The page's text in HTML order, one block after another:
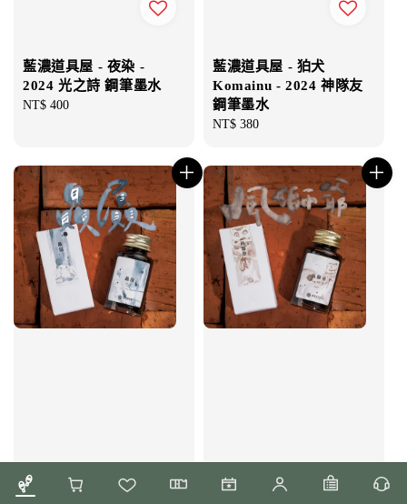
藍濃道具屋 - 夜染 -
2024 光之詩 鋼筆墨水
Regular
NT$ 400
藍濃道具屋 - 狛犬
Komainu - 2024 神隊友
鋼筆墨水
Regular
NT$ 380